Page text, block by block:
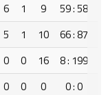
6 1 9 59 : 58
5 1 10 66 : 87
0 0 16 8 : 199
0 0 0 0 : 0